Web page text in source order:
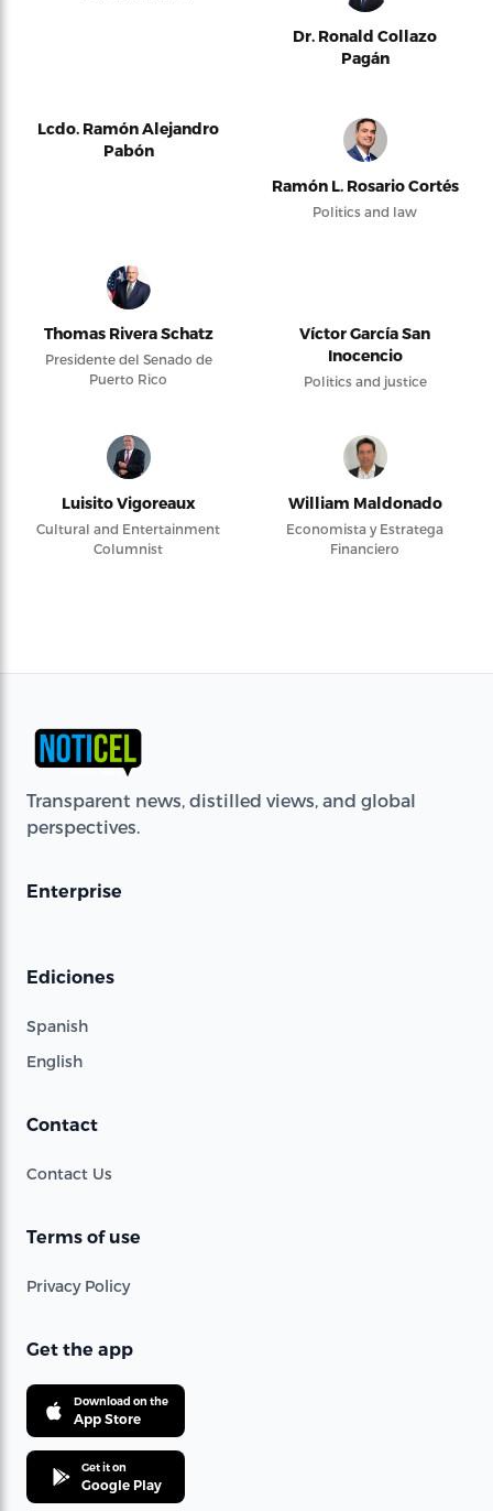
Dr. Ronald Collazo
Pagán
Lcdo. Ramón Alejandro
Pabón
Ramón L. Rosario Cortés
Politics and law
Thomas Rivera Schatz
Presidente del Senado de
Puerto Rico
Víctor García San
Inocencio
Politics and justice
Luisito Vigoreaux
Cultural and Entertainment
Columnist
William Maldonado
Economista y Estratega
Financiero
Transparent news, distilled views, and global
perspectives.
Enterprise
Ediciones
Spanish
English
Contact
Contact Us
Terms of use
Privacy Policy
Get the app
Download on the
App Store
Get it on
Google Play